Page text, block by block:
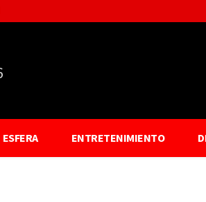
ESFERA ENTRETENIMIENTO